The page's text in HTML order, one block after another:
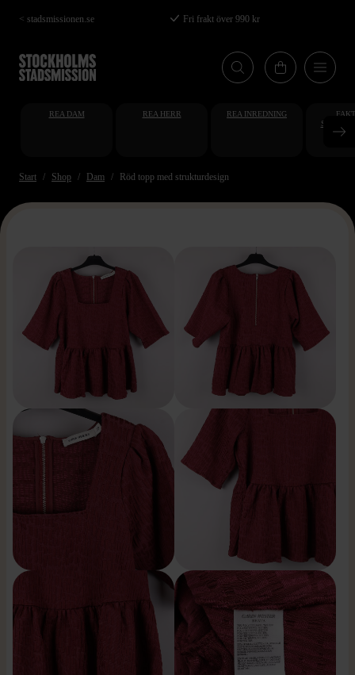
Hoppa
till
huvudinnehåll
< stadsmissionen.se Fri frakt över 990 kr
REA DAM REA HERR REA INREDNING
Start Shop Dam Röd topp med strukturdesign